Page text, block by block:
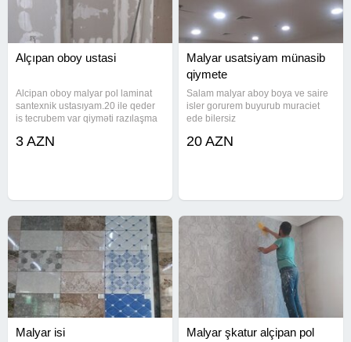
Alçıpan oboy ustasi
Alcipan oboy malyar pol laminat
santexnik ustasıyam.20 ile qeder
is tecrubem var qiyməti razılaşma
isdeyen şəxslər elaqe saxlaya
3 AZN
Malyar usatsiyam münasib
qiymete
Salam malyar aboy boya ve saire
isler gorurem buyurub muraciet
ede bilersiz
20 AZN
Malyar isi Malyar şkatur alçipan pol